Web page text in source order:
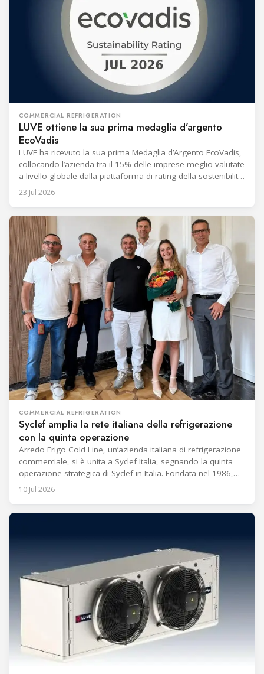
COMMERCIAL REFRIGERATION
LUVE ottiene la sua prima medaglia d’argento
EcoVadis
LUVE ha ricevuto la sua prima Medaglia d’Argento EcoVadis,
collocando l’azienda tra il 15% delle imprese meglio valutate
a livello globale dalla piattaforma di rating della sostenibilità.
Annunciato il 13 luglio 2026, il riconoscimento segna un
miglioramento delle performance di sostenibilità
Medaglie di Bronzo EcoVadis ottenute dal 2021.
23 Jul 2026
COMMERCIAL REFRIGERATION
Syclef amplia la rete italiana della refrigerazione
con la quinta operazione
Arredo Frigo Cold Line, un’azienda italiana di refrigerazione
commerciale, si è unita a Syclef Italia, segnando la quinta
operazione strategica di Syclef in Italia. Fondata nel 1986,
l’azienda impiega quasi 60 persone e manterrà il team di
gestione esistente. Con sede nella regione italiana del
10 Jul 2026